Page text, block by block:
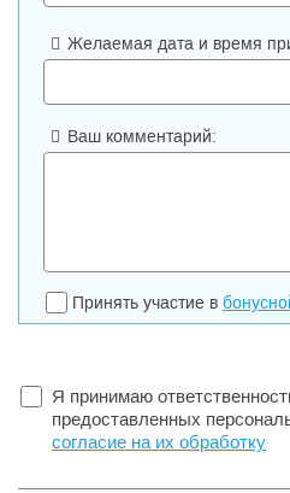
Желаемая дата и время
Ваш комментарий:
Принять участие в
Я принимаю
предоставленных
согласие на их обработку